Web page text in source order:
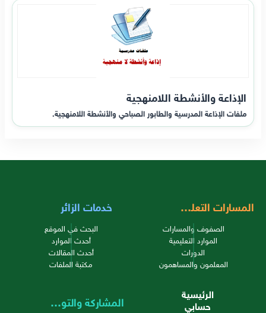
الإذاعة والأنشطة اللامنهجية
ملفات الإذاعة المدرسية والطابور الصباحي والأنشطة اللامنهجية.
المسارات التعليمية
الصفوف والمسارات
الموارد التعليمية
الدورات
المعلمون والمساهمون
خدمات الزائر
البحث في الموقع
أحدث الموارد
أحدث المقالات
مكتبة الملفات
الرئيسية
حسابي المشاركة والتواصل